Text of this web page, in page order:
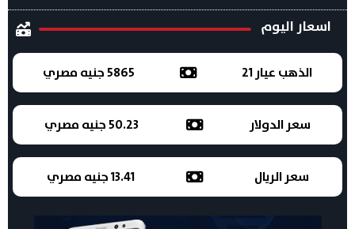
اسعار اليوم
الذهب عيار 21 5865 جنيه مصري
سعر الدولار 50.23 جنيه مصري
سعر الريال 13.41 جنيه مصري